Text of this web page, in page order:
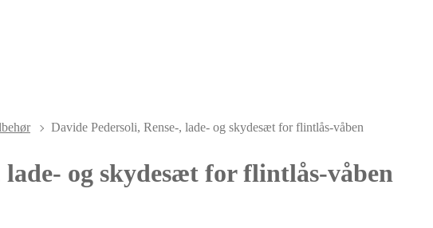
Davide Pedersoli, Rense-, lade- og skydesæt for flintlås-våben
lade- og skydesæt for flintlås-våben